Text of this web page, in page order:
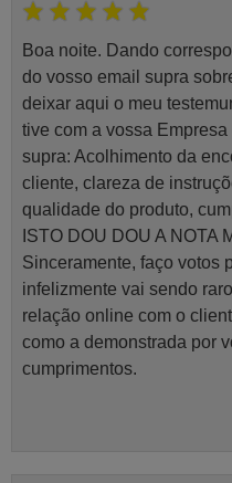
Boa noite. Dando
do vosso email supra
deixar aqui o meu
tive com a vossa
supra: Acolhimento da
cliente, clareza de
qualidade do produto,
ISTO DOU DOU A NOTA
Sinceramente, faço votos
infelizmente vai sendo
relação online com o
como a demonstrada por
cumprimentos.